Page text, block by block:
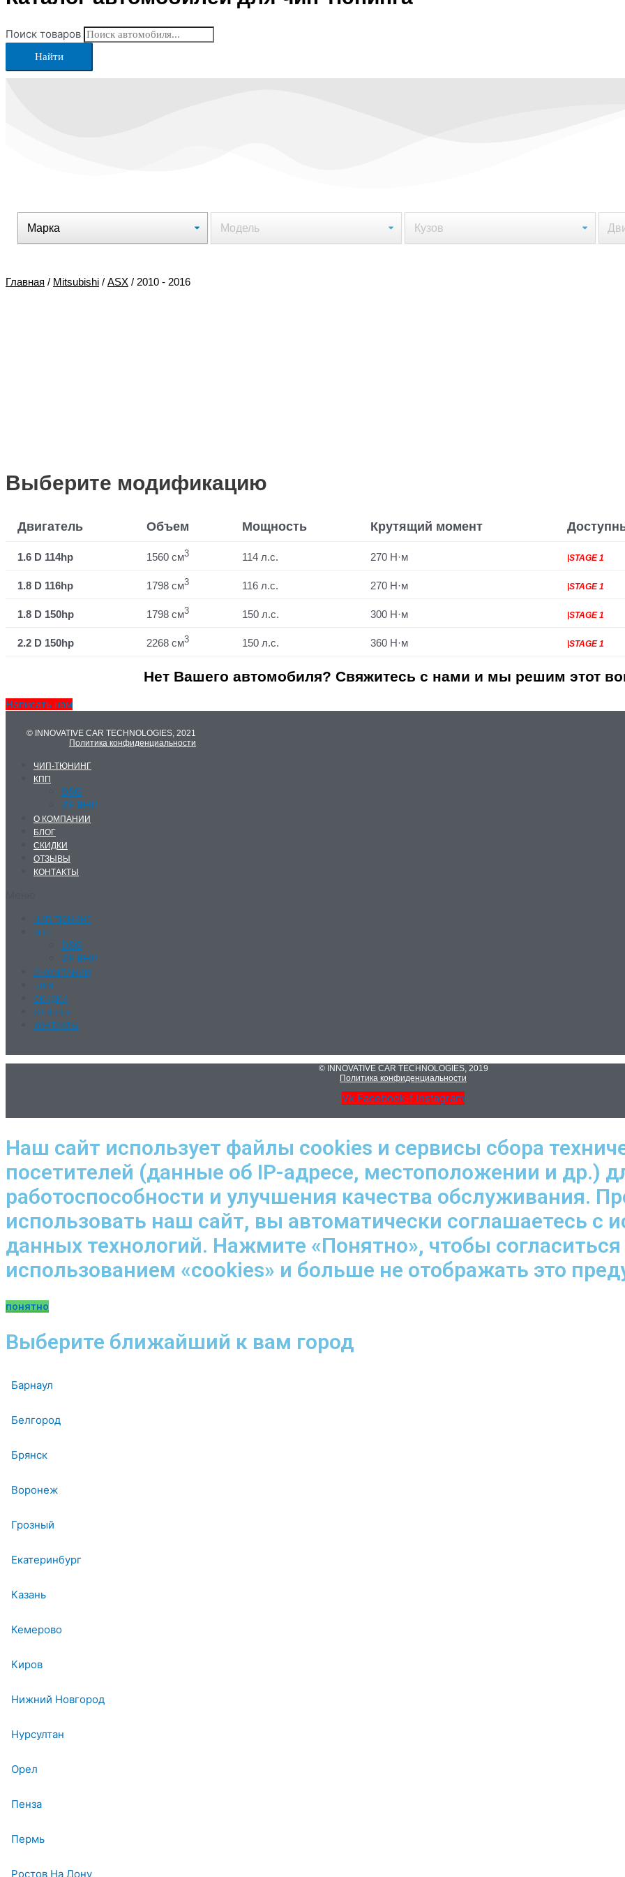
Поиск товаров
Найти
Главная / Mitsubishi / ASX / 2010 - 2016
Выберите модификацию
Двигатель Объем Мощность Крутящий момент
1.6 D 114hp 1560 см3 114 л.с. 270 Н·м |STAGE 1
1.8 D 116hp 1798 см3 116 л.с. 270 Н·м |STAGE 1
1.8 D 150hp 1798 см3 150 л.с. 300 Н·м |STAGE 1
2.2 D 150hp 2268 см3 150 л.с. 360 Н·м |STAGE 1
Нет Вашего автомобиля? Свяжитесь с нами и мы решим этот
Написать нам
© INNOVATIVE CAR TECHNOLOGIES, 2021
Политика конфиденциальности
ЧИП-ТЮНИНГ
КПП
DSG
ZF 8HP
О КОМПАНИИ
БЛОГ
СКИДКИ
ОТЗЫВЫ
КОНТАКТЫ
ЧИП-ТЮНИНГ
КПП
DSG
ZF 8HP
О КОМПАНИИ
БЛОГ
СКИДКИ
ОТЗЫВЫ
КОНТАКТЫ
© INNOVATIVE CAR TECHNOLOGIES, 2019
Политика конфиденциальности
Vk Facebook-f Instagram
Наш сайт использует файлы cookies и сервисы сбора
посетителей (данные об IP-адресе, местоположении и др.)
работоспособности и улучшения качества обслуживания.
использовать наш сайт, вы автоматически соглашаетесь с
данных технологий. Нажмите «Понятно», чтобы согласиться
использованием «cookies» и больше не отображать это
понятно
Выберите ближайший к вам город
Барнаул
Белгород
Брянск
Воронеж
Грозный
Екатеринбург
Казань
Кемерово
Киров
Нижний Новгород
Нурсултан
Орел
Пенза
Пермь
Ростов На Дону